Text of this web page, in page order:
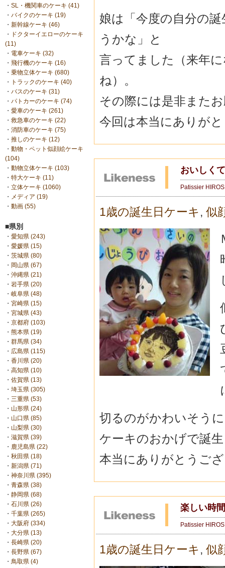
・ SL・機関車のケーキ (41)
・ バイクのケーキ (19)
・ 新幹線ケーキ (46)
・
ドクターイエローのケーキ
(11)
・ 電車ケーキ (32)
・ 飛行機のケーキ (16)
・ 乗物立体ケーキ (680)
・
トラックのケーキ (40)
・ バスのケーキ (31)
・ パトカーのケーキ (74)
・ 愛車のケーキ (261)
・ 救急車のケーキ (22)
・ 消防車のケーキ (75)
・ 推しのケーキ (12)
・ 動物・ペット似顔絵ケーキ
(104)
・ 動物立体ケーキ (103)
・ 特大ケーキ (11)
・ 立体ケーキ (1060)
・ メディア (19)
・ 動画 (55)
■県別
・ 愛知県 (243)
・ 愛媛県 (15)
・ 茨城県 (80)
・ 岡山県 (67)
・ 沖縄県 (21)
・ 岩手県 (20)
・ 岐阜県 (48)
・ 宮崎県 (15)
・ 宮城県 (43)
・ 京都府 (103)
・ 熊本県 (19)
・ 群馬県 (34)
・ 広島県 (115)
・ 香川県 (20)
・ 高知県 (10)
・ 佐賀県 (13)
・ 埼玉県 (305)
・ 三重県 (53)
・ 山形県 (24)
・ 山口県 (85)
・ 山梨県 (30)
・ 滋賀県 (39)
・ 鹿児島県 (22)
・ 秋田県 (18)
・ 新潟県 (71)
・ 神奈川県 (395)
・ 青森県 (38)
・ 静岡県 (68)
・ 石川県 (26)
・ 千葉県 (265)
・ 大阪府 (334)
・ 大分県 (13)
・ 長崎県 (20)
・ 長野県 (67)
・ 鳥取県 (4)
娘は「今度の自分の
うかな」と
言ってました（来年
ね）。
その際には是非また
今回は本当にありが
おいしく
Patissier
1歳の誕生日ケーキ , 似
切るのがかわいそう
ケーキのおかげで誕
本当にありがとうご
楽しい時
Patissier
1歳の誕生日ケーキ , 似